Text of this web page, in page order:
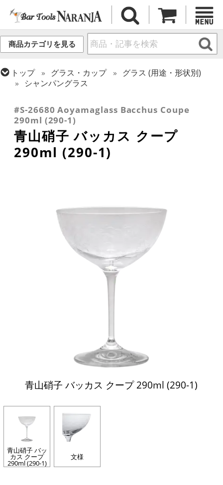
商品カテゴリを見る
トップ グラス・カップ
グラス (用途・形状別)
シャンパングラス
青山硝子
#S-26680 Aoyamaglass Bacchus Coupe
290ml (290-1)
青山硝子 バッカス クープ
290ml (290-1)
青山硝子 バッカス クープ 290ml (290-1)
青山硝子 バッ
カス クープ
290ml (290-1)
文様